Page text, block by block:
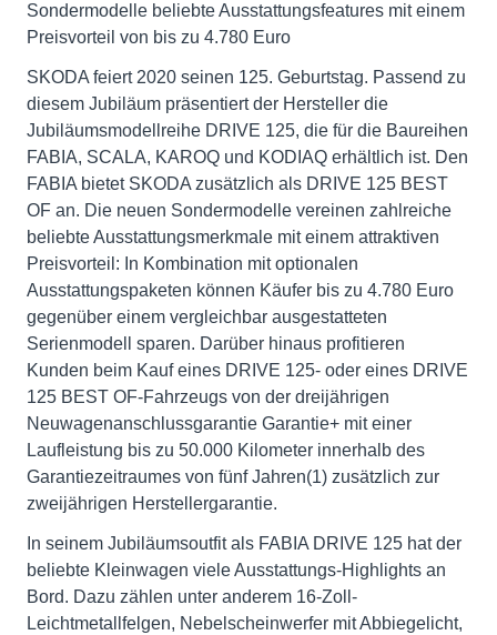
Sondermodelle beliebte Ausstattungsfeatures mit einem
Preisvorteil von bis zu 4.780 Euro
SKODA feiert 2020 seinen 125. Geburtstag. Passend zu
diesem Jubiläum präsentiert der Hersteller die
Jubiläumsmodellreihe DRIVE 125, die für die Baureihen
FABIA, SCALA, KAROQ und KODIAQ erhältlich ist. Den
FABIA bietet SKODA zusätzlich als DRIVE 125 BEST
OF an. Die neuen Sondermodelle vereinen zahlreiche
beliebte Ausstattungsmerkmale mit einem attraktiven
Preisvorteil: In Kombination mit optionalen
Ausstattungspaketen können Käufer bis zu 4.780 Euro
gegenüber einem vergleichbar ausgestatteten
Serienmodell sparen. Darüber hinaus profitieren
Kunden beim Kauf eines DRIVE 125- oder eines DRIVE
125 BEST OF-Fahrzeugs von der dreijährigen
Neuwagenanschlussgarantie Garantie+ mit einer
Laufleistung bis zu 50.000 Kilometer innerhalb des
Garantiezeitraumes von fünf Jahren(1) zusätzlich zur
zweijährigen Herstellergarantie.
In seinem Jubiläumsoutfit als FABIA DRIVE 125 hat der
beliebte Kleinwagen viele Ausstattungs-Highlights an
Bord. Dazu zählen unter anderem 16-Zoll-
Leichtmetallfelgen, Nebelscheinwerfer mit Abbiegelicht,